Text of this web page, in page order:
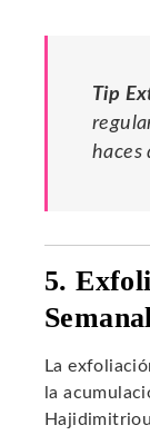
Tip
haces
5.
La
la